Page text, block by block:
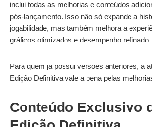
inclui todas as melhorias e conteúdos
pós-lançamento. Isso não só expande a
jogabilidade, mas também melhora a
gráficos otimizados e desempenho refinado.
Para quem já possui versões anteriores, a
Edição Definitiva vale a pena pelas
Conteúdo Exclusivo